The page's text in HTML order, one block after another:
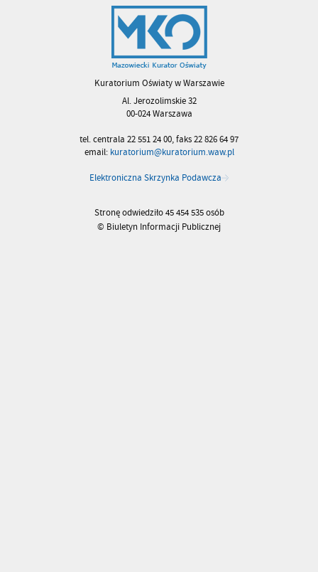
Kuratorium Oświaty w Warszawie
Al. Jerozolimskie 32
00-024 Warszawa
tel. centrala 22 551 24 00, faks 22 826 64 97
email: kuratorium@kuratorium.waw.pl
Elektroniczna Skrzynka Podawcza
Stronę odwiedziło 45 454 535 osób
© Biuletyn Informacji Publicznej